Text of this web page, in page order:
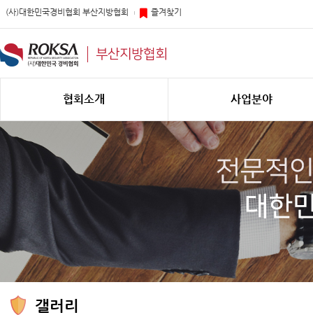
(사)대한민국경비협회 부산지방협회 즐겨찾기
부산지방협회
협회소개 사업분야
갤러리